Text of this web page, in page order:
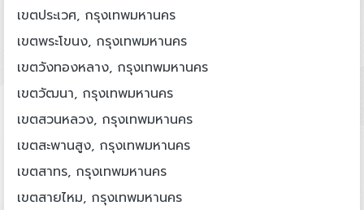
เขตประเวศ, กรุงเทพมหานคร
เขตพระโขนง, กรุงเทพมหานคร
เขตวังทองหลาง, กรุงเทพมหานคร
เขตวัฒนา, กรุงเทพมหานคร
เขตสวนหลวง, กรุงเทพมหานคร
เขตสะพานสูง, กรุงเทพมหานคร
เขตสาทร, กรุงเทพมหานคร
เขตสายไหม, กรุงเทพมหานคร